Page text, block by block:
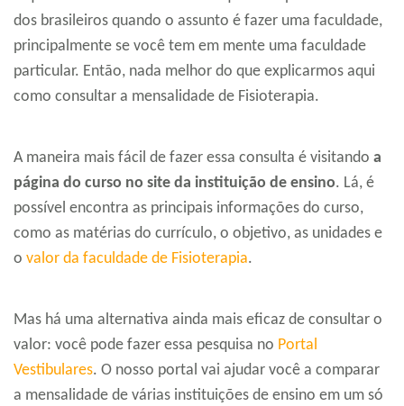
dos brasileiros quando o assunto é fazer uma faculdade,
principalmente se você tem em mente uma faculdade
particular. Então, nada melhor do que explicarmos aqui
como consultar a mensalidade de Fisioterapia.
A maneira mais fácil de fazer essa consulta é visitando a
página do curso no site da instituição de ensino. Lá, é
possível encontra as principais informações do curso,
como as matérias do currículo, o objetivo, as unidades e
o valor da faculdade de Fisioterapia.
Mas há uma alternativa ainda mais eficaz de consultar o
valor: você pode fazer essa pesquisa no Portal
Vestibulares. O nosso portal vai ajudar você a comparar
a mensalidade de várias instituições de ensino em um só